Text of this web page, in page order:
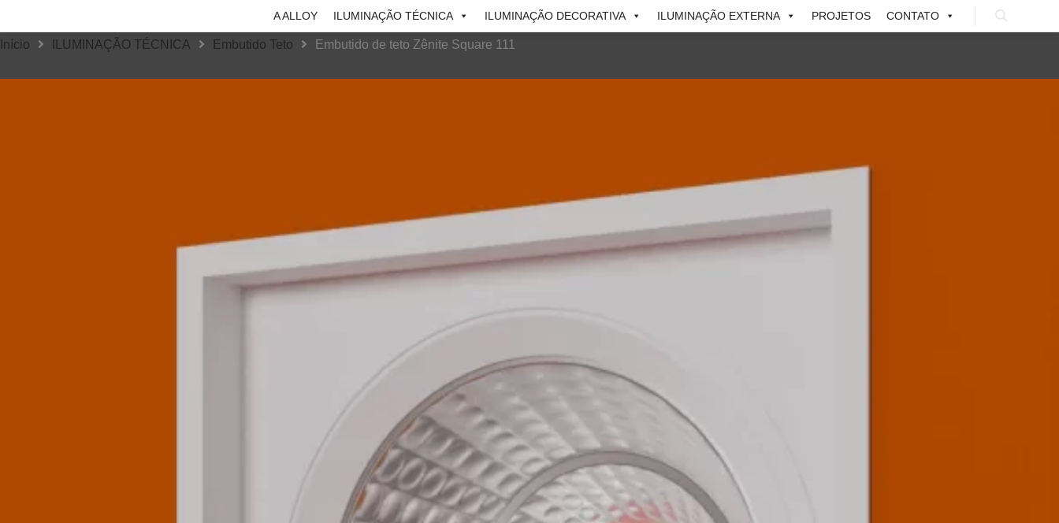
A ALLOY ILUMINAÇÃO TÉCNICA ILUMINAÇÃO DECORATIVA ILUMINAÇÃO EXTERNA PROJETOS CONTATO
Início ILUMINAÇÃO TÉCNICA Embutido Teto Embutido de teto Zênite Square 111